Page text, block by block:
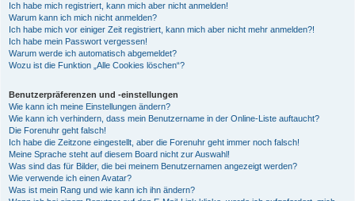
Ich habe mich registriert, kann mich aber nicht anmelden!
Warum kann ich mich nicht anmelden?
Ich habe mich vor einiger Zeit registriert, kann mich aber nicht mehr anmelden?!
Ich habe mein Passwort vergessen!
Warum werde ich automatisch abgemeldet?
Wozu ist die Funktion „Alle Cookies löschen“?
Benutzerpräferenzen und -einstellungen
Wie kann ich meine Einstellungen ändern?
Wie kann ich verhindern, dass mein Benutzername in der Online-Liste auftaucht?
Die Forenuhr geht falsch!
Ich habe die Zeitzone eingestellt, aber die Forenuhr geht immer noch falsch!
Meine Sprache steht auf diesem Board nicht zur Auswahl!
Was sind das für Bilder, die bei meinem Benutzernamen angezeigt werden?
Wie verwende ich einen Avatar?
Was ist mein Rang und wie kann ich ihn ändern?